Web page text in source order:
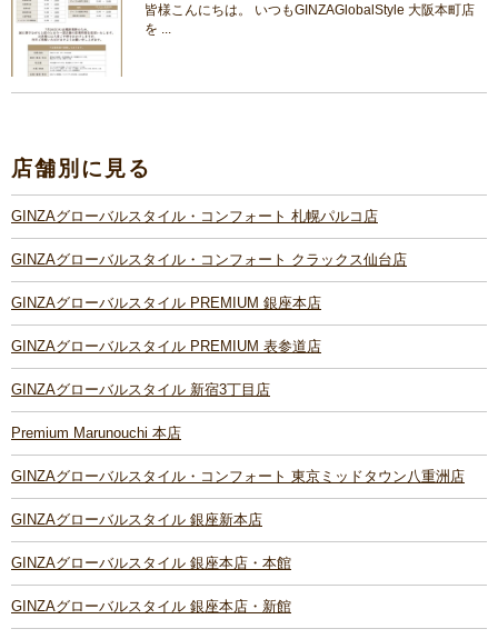
皆様こんにちは。 いつもGINZAGlobalStyle 大阪本町店
を ...
店舗別に見る
GINZAグローバルスタイル・コンフォート 札幌パルコ店
GINZAグローバルスタイル・コンフォート クラックス仙台店
GINZAグローバルスタイル PREMIUM 銀座本店
GINZAグローバルスタイル PREMIUM 表参道店
GINZAグローバルスタイル 新宿3丁目店
Premium Marunouchi 本店
GINZAグローバルスタイル・コンフォート 東京ミッドタウン八重洲店
GINZAグローバルスタイル 銀座新本店
GINZAグローバルスタイル 銀座本店・本館
GINZAグローバルスタイル 銀座本店・新館